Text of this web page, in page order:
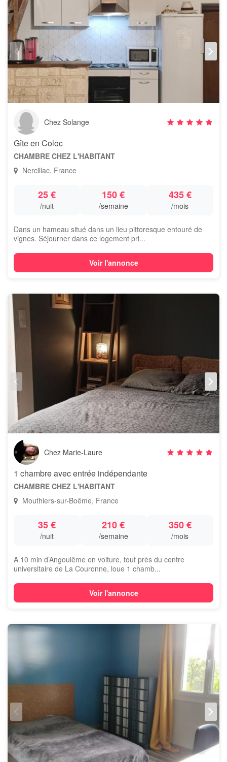
Chez Solange
Gîte en Coloc
CHAMBRE CHEZ L'HABITANT
Nercillac, France
25 €
/nuit
150 €
/semaine
435 €
/mois
Dans un hameau situé dans un lieu pittoresque entouré de
vignes. Séjourner dans ce logement pri...
Voir l'annonce
Chez Marie-Laure
1 chambre avec entrée indépendante
CHAMBRE CHEZ L'HABITANT
Mouthiers-sur-Boëme, France
35 €
/nuit
210 €
/semaine
350 €
/mois
A 10 min d’Angoulême en voiture, tout près du centre
universitaire de La Couronne, loue 1 chamb...
Voir l'annonce